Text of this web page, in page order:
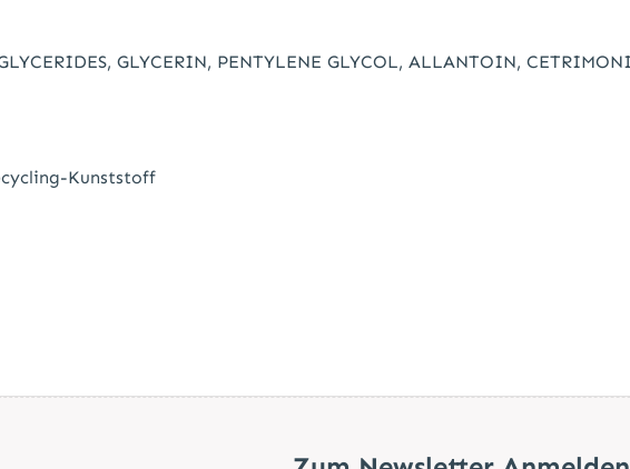
GLYCERIN, PENTYLENE GLYCOL, ALLANTOIN,
Kunststoff